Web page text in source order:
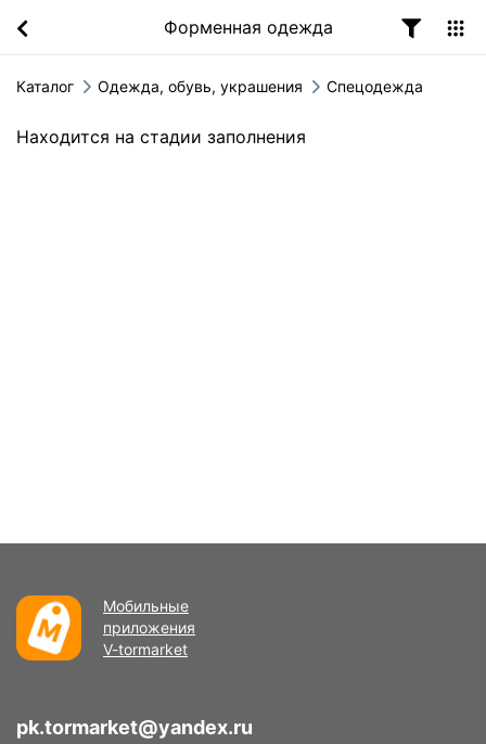
Форменная одежда
Каталог Одежда, обувь, украшения Спецодежда
Находится на стадии заполнения
Мобильные
приложения
V-tormarket
pk.tormarket@yandex.ru